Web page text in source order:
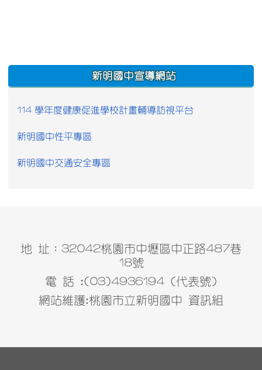
:::
新明國中宣導網站
114 學年度健康促進學校計畫輔導訪視平台
新明國中性平專區
新明國中交通安全專區
地 址：32042桃園市中壢區中正路487巷
18號
電 話 :(03)4936194 (代表號)
網站維護:桃園市立新明國中 資訊組